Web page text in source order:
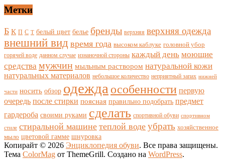
Метки
Б К П С Т белый цвет белье бренды верхняя верхняя одежда
внешний вид время года высоком каблуке головной убор
горячей воде данном случае изнаночной стороны каждый день моющие
средства мужчин мыльным раствором натуральной кожи
натуральных материалов небольшое количество неприятный запах нижней
части носить обзор одежда особенности первую
очередь после стирки поясная правильно подобрать предмет
гардероба своими руками сделать спортивной обуви спортивном
стиле стиральной машине теплой воде убрать хозяйственное
мыло цветовой гамме шнуровка
Копирайт © 2026 Энциклопедия обуви. Все права защищены.
Тема ColorMag от ThemeGrill. Создано на WordPress.